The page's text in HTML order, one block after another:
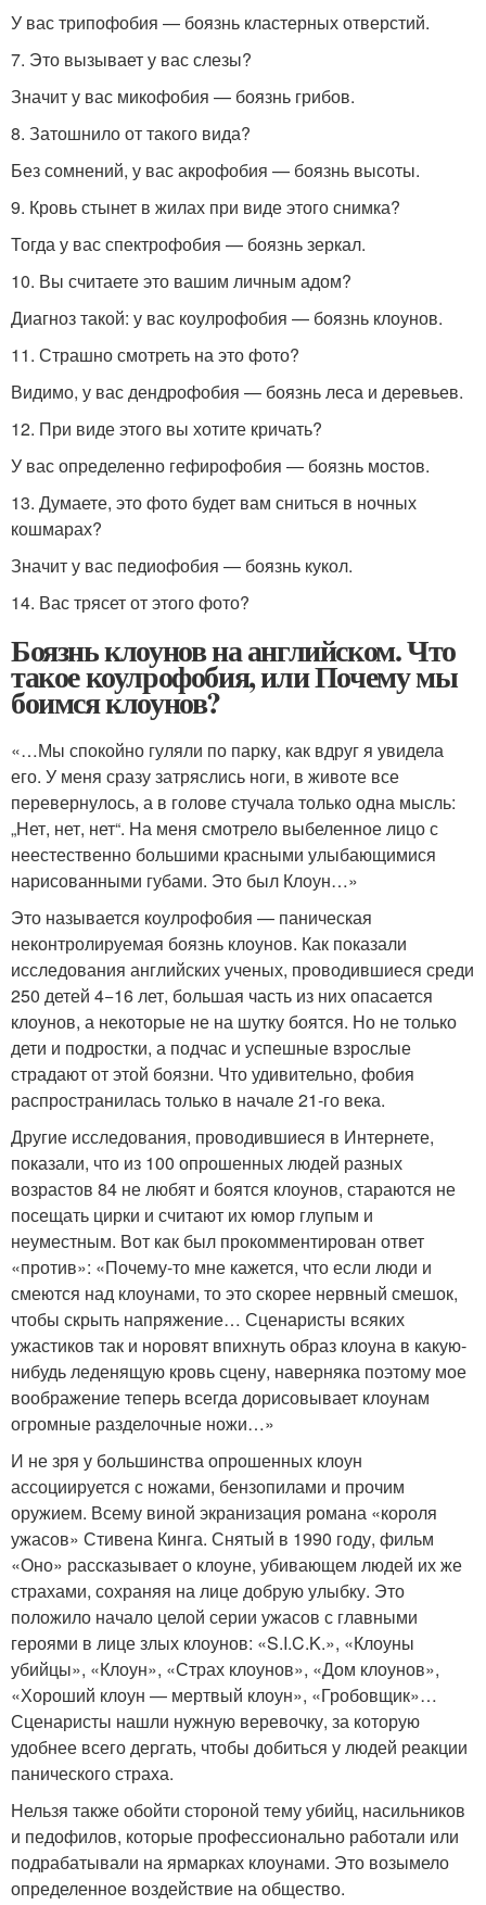
У вас трипофобия — боязнь кластерных отверстий.
7. Это вызывает у вас слезы?
Значит у вас микофобия — боязнь грибов.
8. Затошнило от такого вида?
Без сомнений, у вас акрофобия — боязнь высоты.
9. Кровь стынет в жилах при виде этого снимка?
Тогда у вас спектрофобия — боязнь зеркал.
10. Вы считаете это вашим личным адом?
Диагноз такой: у вас коулрофобия — боязнь клоунов.
11. Страшно смотреть на это фото?
Видимо, у вас дендрофобия — боязнь леса и деревьев.
12. При виде этого вы хотите кричать?
У вас определенно гефирофобия — боязнь мостов.
13. Думаете, это фото будет вам сниться в ночных
кошмарах?
Значит у вас педиофобия — боязнь кукол.
14. Вас трясет от этого фото?
Боязнь клоунов на английском. Что
такое коулрофобия, или Почему мы
боимся клоунов?
«…Мы спокойно гуляли по парку, как вдруг я увидела
его. У меня сразу затряслись ноги, в животе все
перевернулось, а в голове стучала только одна мысль:
„Нет, нет, нет“. На меня смотрело выбеленное лицо с
неестественно большими красными улыбающимися
нарисованными губами. Это был Клоун…»
Это называется коулрофобия — паническая
неконтролируемая боязнь клоунов. Как показали
исследования английских ученых, проводившиеся среди
250 детей 4−16 лет, большая часть из них опасается
клоунов, а некоторые не на шутку боятся. Но не только
дети и подростки, а подчас и успешные взрослые
страдают от этой боязни. Что удивительно, фобия
распространилась только в начале 21-го века.
Другие исследования, проводившиеся в Интернете,
показали, что из 100 опрошенных людей разных
возрастов 84 не любят и боятся клоунов, стараются не
посещать цирки и считают их юмор глупым и
неуместным. Вот как был прокомментирован ответ
«против»: «Почему-то мне кажется, что если люди и
смеются над клоунами, то это скорее нервный смешок,
чтобы скрыть напряжение… Сценаристы всяких
ужастиков так и норовят впихнуть образ клоуна в какую-
нибудь леденящую кровь сцену, наверняка поэтому мое
воображение теперь всегда дорисовывает клоунам
огромные разделочные ножи…»
И не зря у большинства опрошенных клоун
ассоциируется с ножами, бензопилами и прочим
оружием. Всему виной экранизация романа «короля
ужасов» Стивена Кинга. Снятый в 1990 году, фильм
«Оно» рассказывает о клоуне, убивающем людей их же
страхами, сохраняя на лице добрую улыбку. Это
положило начало целой серии ужасов с главными
героями в лице злых клоунов: «S.I.C.K.», «Клоуны
убийцы», «Клоун», «Страх клоунов», «Дом клоунов»,
«Хороший клоун — мертвый клоун», «Гробовщик»…
Сценаристы нашли нужную веревочку, за которую
удобнее всего дергать, чтобы добиться у людей реакции
панического страха.
Нельзя также обойти стороной тему убийц, насильников
и педофилов, которые профессионально работали или
подрабатывали на ярмарках клоунами. Это возымело
определенное воздействие на общество.